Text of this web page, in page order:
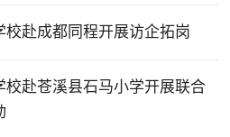
赴成都同程开展访企拓岗
校赴苍溪县石马小学开展联合